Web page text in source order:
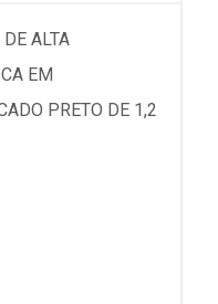
ALTA
EM
PRETO DE 1,2